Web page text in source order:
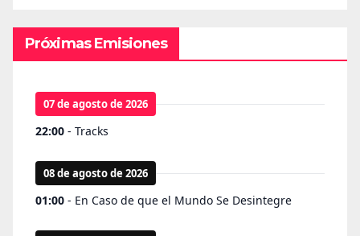
Próximas Emisiones